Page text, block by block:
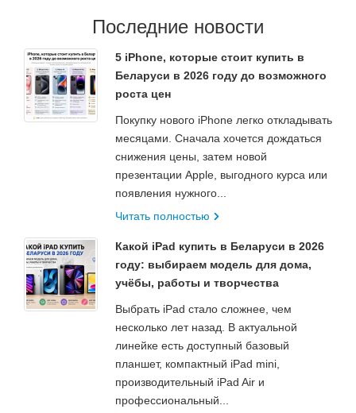
Последние новости
5 iPhone, которые стоит купить в
Беларуси в 2026 году до возможного
роста цен
Покупку нового iPhone легко откладывать
месяцами. Сначала хочется дождаться
снижения цены, затем новой
презентации Apple, выгодного курса или
появления нужного...
Читать полностью
Какой iPad купить в Беларуси в 2026
году: выбираем модель для дома,
учёбы, работы и творчества
Выбрать iPad стало сложнее, чем
несколько лет назад. В актуальной
линейке есть доступный базовый
планшет, компактный iPad mini,
производительный iPad Air и
профессиональный...